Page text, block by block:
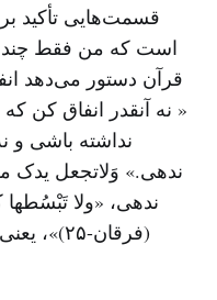
قسمت‌هایی تأکید
است که من فقط چند
قرآن دستور می‌دهد
« نه آنقدر انفاق کن
نداشته باشی و
ندهی.» وَلاتجعل یدک
ندهی، «ولا
(فرقان-